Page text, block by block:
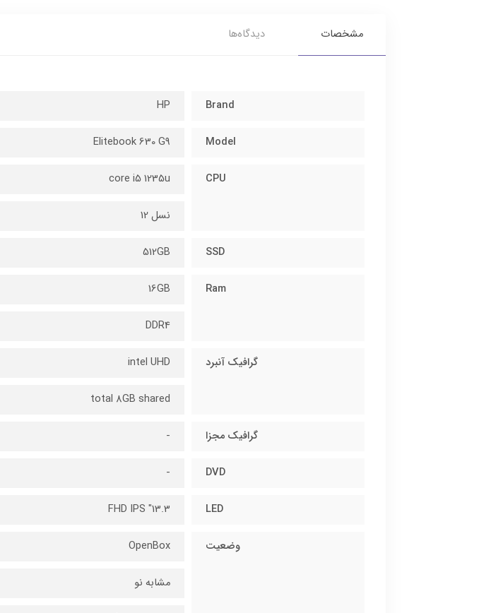
مشخصات دیدگاه‌ها
Brand
HP
Model
Elitebook 630 G9
CPU
core i5 1235u
نسل 12
SSD
512GB
Ram
16GB
DDR4
گرافیک آنبرد intel UHD
total 8GB shared
گرافیک مجزا -
DVD
-
LED
13.3" FHD IPS
وضعیت OpenBox
مشابه نو